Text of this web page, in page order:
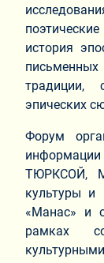
история
традиции,
эпических
Форум
ТЮРКСОЙ,
культуры и
«Манас» и
рамках